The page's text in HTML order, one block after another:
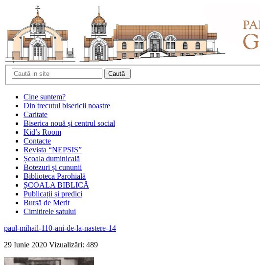
Cine suntem?
Din trecutul bisericii noastre
Caritate
Biserica nouă și centrul social
Kid’s Room
Contacte
Revista “NEPSIS”
Școala duminicală
Botezuri și cununii
Biblioteca Parohială
ȘCOALA BIBLICĂ
Publicații și predici
Bursă de Merit
Cimitirele satului
paul-mihail-110-ani-de-la-nastere-14
29 Iunie 2020 Vizualizări: 489